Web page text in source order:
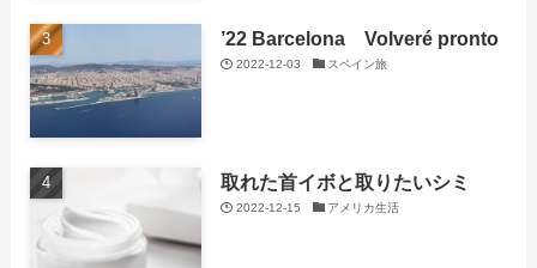
’22 Barcelona Volveré pronto
2022-12-03 スペイン旅
取れた首イボと取りたいシミ
2022-12-15 アメリカ生活